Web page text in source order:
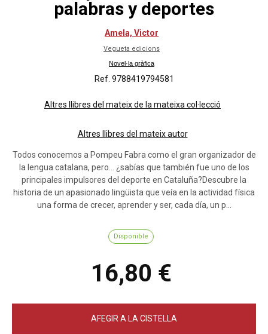
palabras y deportes
Amela, Victor
Vegueta edicions
Novel·la gràfica
Ref. 9788419794581
Altres llibres del mateix de la mateixa col·lecció
Altres llibres del mateix autor
Todos conocemos a Pompeu Fabra como el gran organizador de
la lengua catalana, pero... ¿sabías que también fue uno de los
principales impulsores del deporte en Cataluña?Descubre la
historia de un apasionado lingüista que veía en la actividad física
una forma de crecer, aprender y ser, cada día, un p...
Disponible
16,80 €
AFEGIR A LA CISTELLA